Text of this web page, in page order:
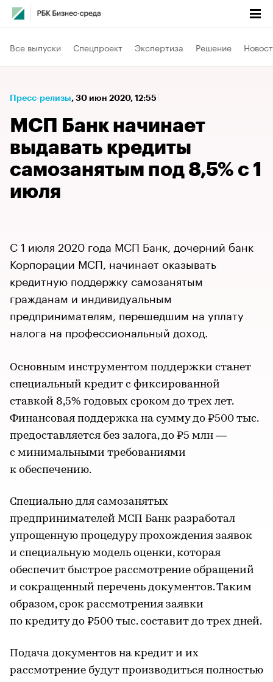
Все выпуски Спецпроект Экспертиза Решение
Пресс-релизы⁠, 30 июн 2020, 12:55
МСП Банк начинает
выдавать кредиты
самозанятым под 8,5% с 1
июля
С 1 июля 2020 года МСП Банк, дочерний банк
Корпорации МСП, начинает оказывать
кредитную поддержку самозанятым
гражданам и индивидуальным
предпринимателям, перешедшим на уплату
налога на профессиональный доход.
Основным инструментом поддержки станет
специальный кредит с фиксированной
ставкой 8,5% годовых сроком до трех лет.
Финансовая поддержка на сумму до ₽500 тыс.
предоставляется без залога, до ₽5 млн —
с минимальными требованиями
к обеспечению.
Специально для самозанятых
предпринимателей МСП Банк разработал
упрощенную процедуру прохождения заявок
и специальную модель оценки, которая
обеспечит быстрое рассмотрение обращений
и сокращенный перечень документов. Таким
образом, срок рассмотрения заявки
по кредиту до ₽500 тыс. составит до трех дней.
Подача документов на кредит и их
рассмотрение будут производиться полностью